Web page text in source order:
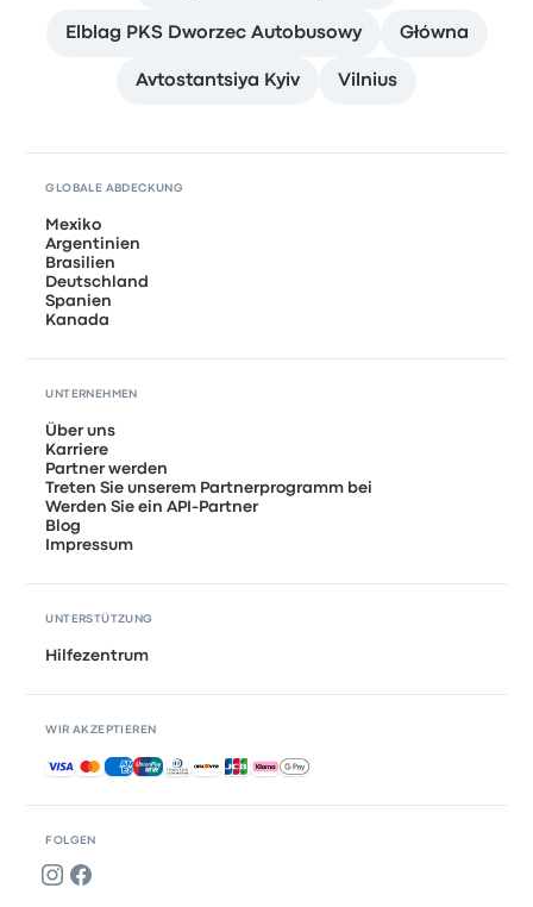
Elblag PKS Dworzec Autobusowy Główna
Avtostantsiya Kyiv Vilnius
FOLGEN
GLOBALE ABDECKUNG
Mexiko
Argentinien
Brasilien
Deutschland
Spanien
Kanada
UNTERNEHMEN
Über uns
Karriere
Partner werden
Treten Sie unserem Partnerprogramm bei
Werden Sie ein API-Partner
Blog
Impressum
UNTERSTÜTZUNG
Hilfezentrum
WIR AKZEPTIEREN
Akzeptierte Zahlungsmethoden